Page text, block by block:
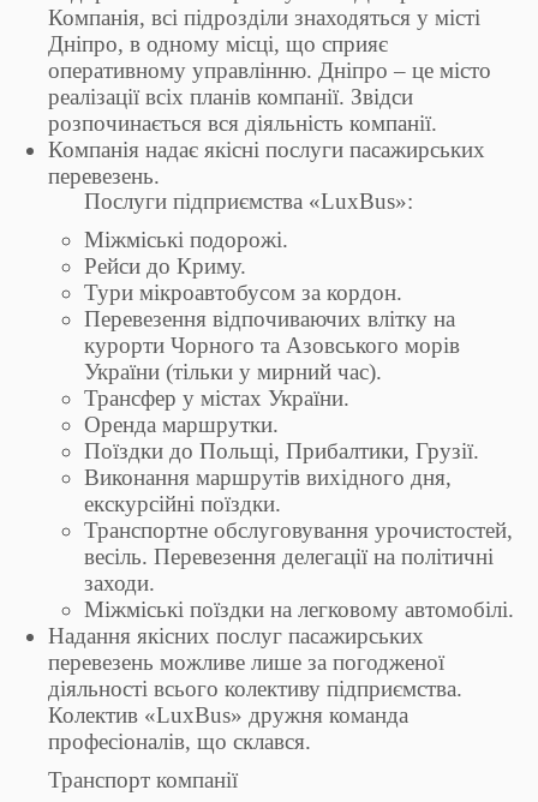
Компанія, всі підрозділи знаходяться у місті
Дніпро, в одному місці, що сприяє
оперативному управлінню. Дніпро – це місто
реалізації всіх планів компанії. Звідси
розпочинається вся діяльність компанії.
Компанія надає якісні послуги пасажирських
перевезень.
Послуги підприємства «LuxBus»:
Міжміські подорожі.
Рейси до Криму.
Тури мікроавтобусом за кордон.
Перевезення відпочиваючих влітку на
курорти Чорного та Азовського морів
України (тільки у мирний час).
Трансфер у містах України.
Оренда маршрутки.
Поїздки до Польщі, Прибалтики, Грузії.
Виконання маршрутів вихідного дня,
екскурсійні поїздки.
Транспортне обслуговування урочистостей,
весіль. Перевезення делегації на політичні
заходи.
Міжміські поїздки на легковому автомобілі.
Надання якісних послуг пасажирських
перевезень можливе лише за погодженої
діяльності всього колективу підприємства.
Колектив «LuxBus» дружня команда
професіоналів, що склався.
Транспорт компанії